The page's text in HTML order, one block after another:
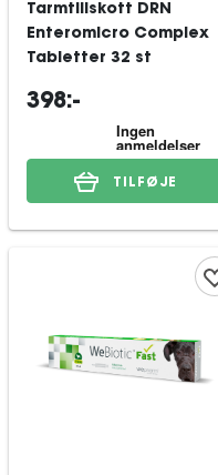
Tarmtillskott DRN
Enteromicro Complex
Tabletter 32 st
398:-
TILFØJE